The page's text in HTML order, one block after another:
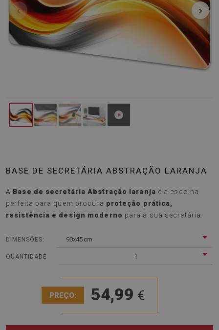
‹ ›
BASE DE SECRETÁRIA ABSTRAÇÃO LARANJA
A Base de secretária Abstração laranja é a escolha
perfeita para quem procura proteção prática,
resistência e design moderno para a sua secretária.
DIMENSÕES: 90x45 cm
QUANTIDADE 1
PREÇO: 54,99 €